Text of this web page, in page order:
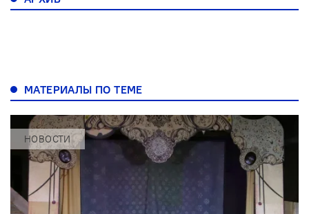
МАТЕРИАЛЫ ПО ТЕМЕ
НОВОСТИ